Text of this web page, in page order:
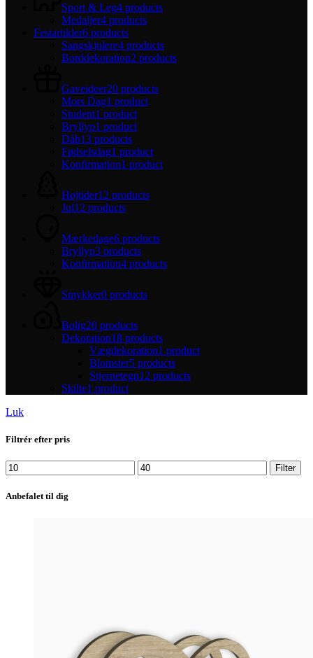
Sport & Leg4 products
Medaljer4 products
Festartikler6 products
Sangskjulere4 products
Borddekoration2 products
Gaveideer20 products
Mors Dag1 product
Student1 product
Bryllyp1 product
Dåb13 products
Fødselsdag1 product
Konfirmation1 product
Højtider12 products
Jul12 products
Mærkedage6 products
Bryllyp3 products
Konfirmation4 products
Smykker0 products
Bolig20 products
Dekoration18 products
Vægdekoration1 product
Blomster5 products
Stjernetegn12 products
Skilte1 product
Luk
Filtrér efter pris
Filter
Anbefalet til dig